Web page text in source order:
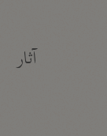
آثار